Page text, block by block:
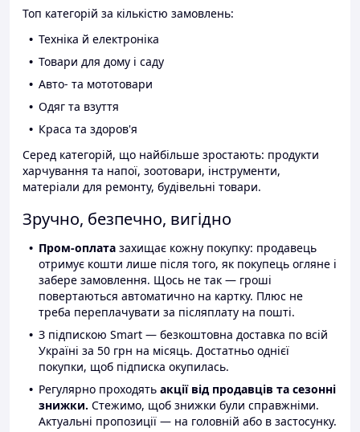
Топ категорій за кількістю замовлень:
Техніка й електроніка
Товари для дому і саду
Авто- та мототовари
Одяг та взуття
Краса та здоров'я
Серед категорій, що найбільше зростають: продукти
харчування та напої, зоотовари, інструменти,
матеріали для ремонту, будівельні товари.
Зручно, безпечно, вигідно
Пром-оплата захищає кожну покупку: продавець
отримує кошти лише після того, як покупець огляне і
забере замовлення. Щось не так — гроші
повертаються автоматично на картку. Плюс не
треба переплачувати за післяплату на пошті.
З підпискою Smart — безкоштовна доставка по всій
Україні за 50 грн на місяць. Достатньо однієї
покупки, щоб підписка окупилась.
Регулярно проходять акції від продавців та сезонні
знижки. Стежимо, щоб знижки були справжніми.
Актуальні пропозиції — на головній або в застосунку.